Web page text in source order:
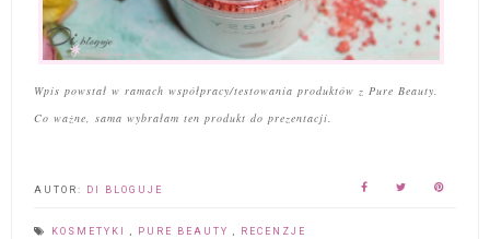
Wpis powstał w ramach współpracy/testowania produktów z Pure Beauty.
Co ważne, sama wybrałam ten produkt do prezentacji.
AUTOR: DI BLOGUJE
KOSMETYKI PURE BEAUTY RECENZJE